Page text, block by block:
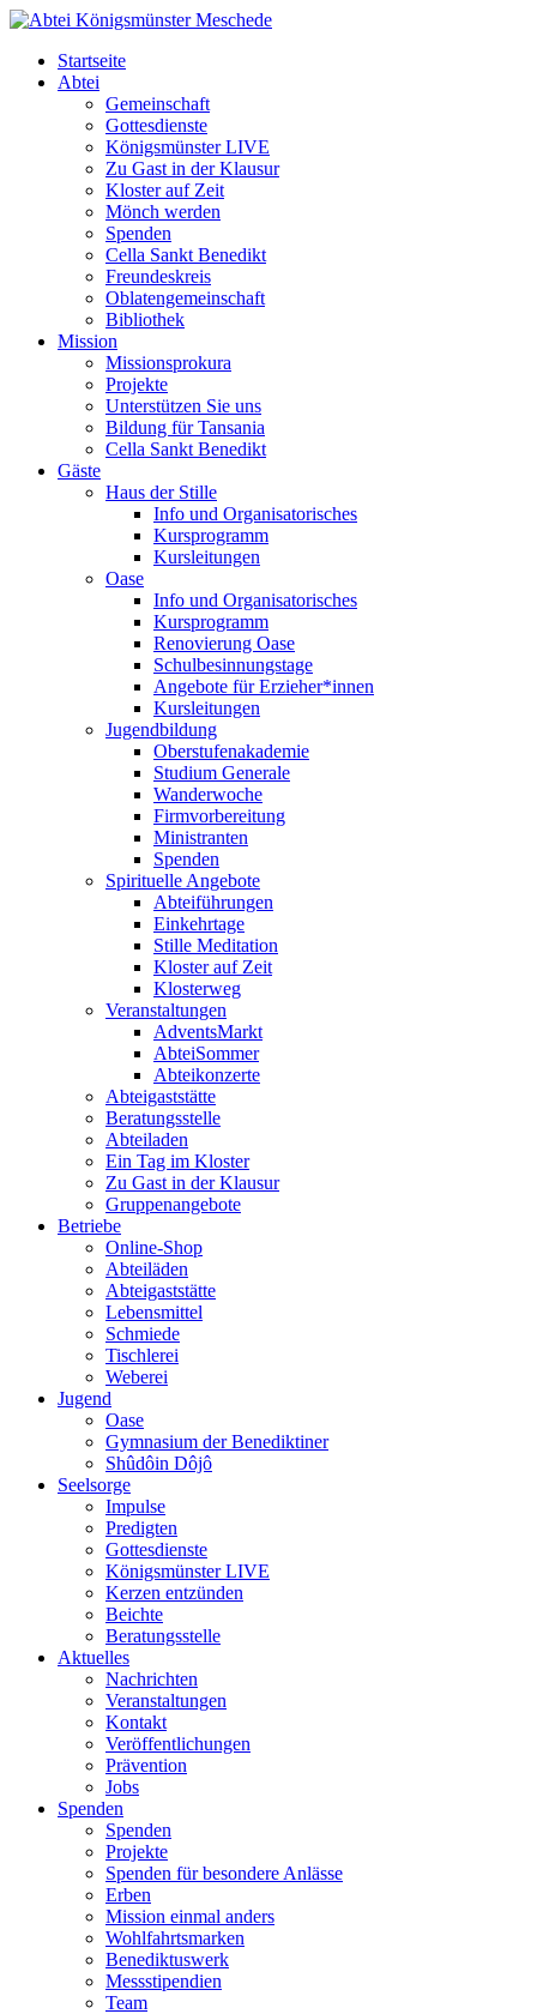
Startseite
Abtei
Gemeinschaft
Gottesdienste
Königsmünster LIVE
Zu Gast in der Klausur
Kloster auf Zeit
Mönch werden
Spenden
Cella Sankt Benedikt
Freundeskreis
Oblatengemeinschaft
Bibliothek
Mission
Missionsprokura
Projekte
Unterstützen Sie uns
Bildung für Tansania
Cella Sankt Benedikt
Gäste
Haus der Stille
Info und Organisatorisches
Kursprogramm
Kursleitungen
Oase
Info und Organisatorisches
Kursprogramm
Renovierung Oase
Schulbesinnungstage
Angebote für Erzieher*innen
Kursleitungen
Jugendbildung
Oberstufenakademie
Studium Generale
Wanderwoche
Firmvorbereitung
Ministranten
Spenden
Spirituelle Angebote
Abteiführungen
Einkehrtage
Stille Meditation
Kloster auf Zeit
Klosterweg
Veranstaltungen
AdventsMarkt
AbteiSommer
Abteikonzerte
Abteigaststätte
Beratungsstelle
Abteiladen
Ein Tag im Kloster
Zu Gast in der Klausur
Gruppenangebote
Betriebe
Online-Shop
Abteiläden
Abteigaststätte
Lebensmittel
Schmiede
Tischlerei
Weberei
Jugend
Oase
Gymnasium der Benediktiner
Shûdôin Dôjô
Seelsorge
Impulse
Predigten
Gottesdienste
Königsmünster LIVE
Kerzen entzünden
Beichte
Beratungsstelle
Aktuelles
Nachrichten
Veranstaltungen
Kontakt
Veröffentlichungen
Prävention
Jobs
Spenden
Spenden
Projekte
Spenden für besondere Anlässe
Erben
Mission einmal anders
Wohlfahrtsmarken
Benediktuswerk
Messstipendien
Team